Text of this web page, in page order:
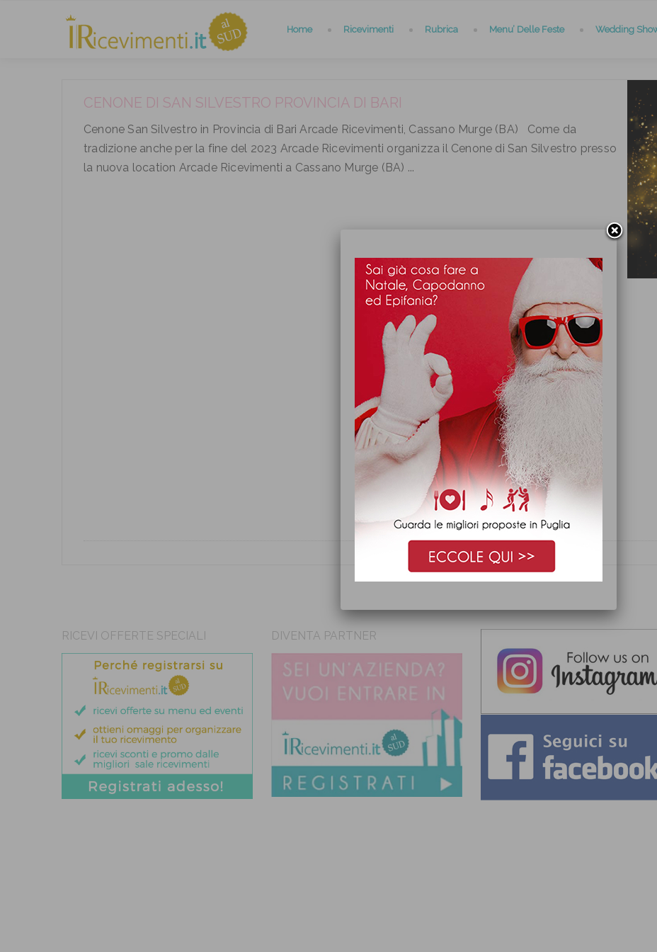
Home Ricevimenti Rubrica Menu’ Delle Feste Wedding
CENONE DI SAN SILVESTRO PROVINCIA DI BARI
Cenone San Silvestro in Provincia di Bari Arcade Ricevimenti, Cassano Murge (BA) Come da
tradizione anche per la fine del 2023 Arcade Ricevimenti organizza il Cenone di San Silvestro presso
la nuova location Arcade Ricevimenti a Cassano Murge (BA) ...
RICEVI OFFERTE SPECIALI DIVENTA PARTNER